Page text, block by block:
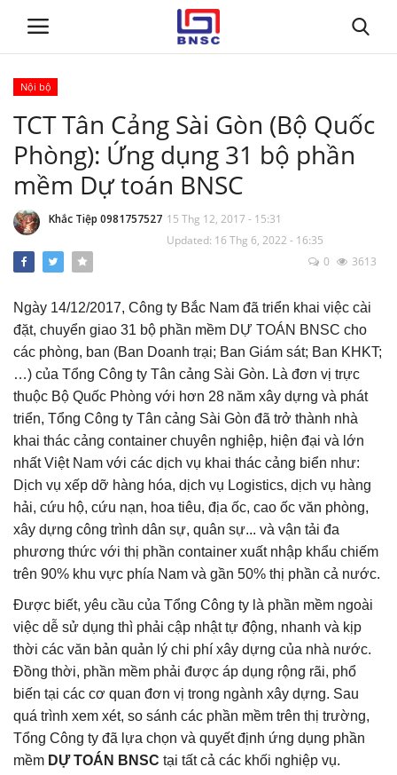
Trang chủ
Tin tức
Tư vấn
Đào Tạo
Nội bộ
TCT Tân Cảng Sài Gòn (Bộ Quốc
Phòng): Ứng dụng 31 bộ phần
mềm Dự toán BNSC
Khắc Tiệp 0981757527 15 Thg 12, 2017 - 15:31
Updated: 16 Thg 6, 2022 - 16:35
0
3613
Ngày 14/12/2017, Công ty Bắc Nam đã triển khai việc cài
đặt, chuyển giao 31 bộ phần mềm DỰ TOÁN BNSC cho
các phòng, ban (Ban Doanh trại; Ban Giám sát; Ban KHKT;
…) của Tổng Công ty Tân cảng Sài Gòn. Là đơn vị trực
thuộc Bộ Quốc Phòng với hơn 28 năm xây dựng và phát
triển, Tổng Công ty Tân cảng Sài Gòn đã trở thành nhà
khai thác cảng container chuyên nghiệp, hiện đại và lớn
nhất Việt Nam với các dịch vụ khai thác cảng biển như:
Dịch vụ xếp dỡ hàng hóa, dịch vụ Logistics, dịch vụ hàng
hải, cứu hộ, cứu nạn, hoa tiêu, địa ốc, cao ốc văn phòng,
xây dựng công trình dân sự, quân sự... và vận tải đa
phương thức với thị phần container xuất nhập khẩu chiếm
trên 90% khu vực phía Nam và gần 50% thị phần cả nước.
Được biết, yêu cầu của Tổng Công ty là phần mềm ngoài
việc dễ sử dụng thì phải cập nhật tự động, nhanh và kịp
thời các văn bản quản lý chi phí xây dựng của nhà nước.
Đồng thời, phần mềm phải được áp dụng rộng rãi, phổ
biến tại các cơ quan đơn vị trong ngành xây dựng. Sau
quá trình xem xét, so sánh các phần mềm trên thị trường,
Tổng Công ty đã lựa chọn và quyết định ứng dụng phần
mềm DỰ TOÁN BNSC tại tất cả các khối nghiệp vụ.